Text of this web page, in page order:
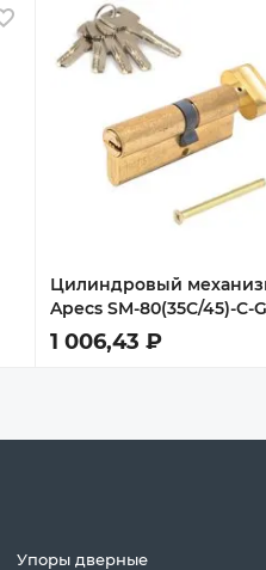
В избранное
Цилиндровый
Apecs SM-80(35C/45)-C-G
1 006,43 ₽
Упоры дверные